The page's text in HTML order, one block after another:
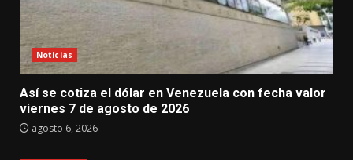
Noticias
Así se cotiza el dólar en Venezuela con fecha valor
viernes 7 de agosto de 2026
agosto 6, 2026